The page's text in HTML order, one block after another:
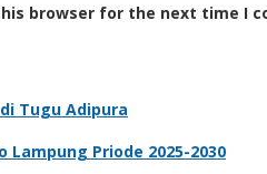
browser for the next time I
Tugu Adipura
Lampung Priode 2025-2030